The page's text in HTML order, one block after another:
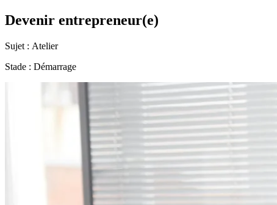
Devenir entrepreneur(e)
Sujet : Atelier
Stade : Démarrage